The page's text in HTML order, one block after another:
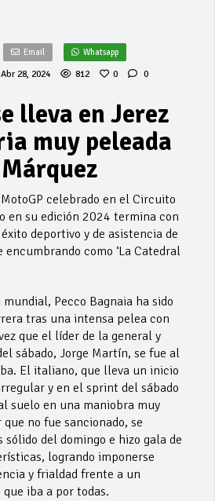
Email Whatsapp
Abr 28, 2024 812 0 0
lleva en Jerez
muy peleada
MotoGP celebrado en el Circuito
en su edición 2024 termina con
deportivo y de asistencia de
como ‘La Catedral
Pecco Bagnaia ha sido
tras una intensa pelea con
que el líder de la general y
sábado, Jorge Martín, se fue al
El italiano, que lleva un inicio
y en el sprint del sábado
suelo en una maniobra muy
no fue sancionado, se
sólido del domingo e hizo gala de
logrando imponerse
y frialdad frente a un
iba a por todas.